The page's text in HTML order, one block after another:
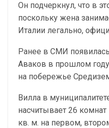
Он подчеркнул, что в
поскольку жена
Италии легально,
Ранее в СМИ
Аваков в прошлом
на побережье
Вилла в
насчитывает 26
кв. м. на первом,